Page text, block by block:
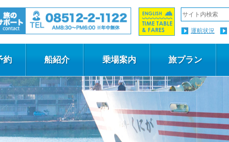
運航状況
約 船紹介 乗場案内 旅プラン